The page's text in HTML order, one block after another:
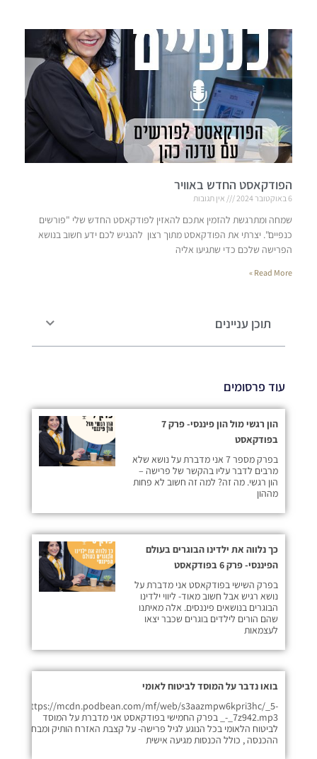
הפודקאסט החדש באוויר
6 באוקטובר 2024 אין תגובות
שמחה ומתרגשת להזמין אתכם להאזין לפודקאסט החדש שלי "פורשים
כנפיים". יצרתי את הפודקאסט מתוך רצון להנגיש לכם ידע חשוב בנושא
הפרישה שלכם כדי שתגיעו אליה
Read More »
תוכן עניינים
עוד פרסומים
הון רגשי מול הון פיננסי- פרק 7
בפודקאסט
בפרק מספר 7 אני מדברת על נושא שלא
מרבים לדבר עליו בהקשר של פרישה –
הון רגשי. מה זה? למה זה חשוב לא פחות
מההון
כך נלווה את ילדינו הבוגרים בעולם
הפיננסי- פרק 6 בפודקאסט
בפרק השישי בפודקאסט אני מדברת על
נושא רגיש אבל חשוב מאוד- ליווי ילדינו
הבוגרים בנושאים פיננסים. אלה מאיתנו
שהם הורים לילדים בוגרים שכבר יצאו
לעצמאות
בואו נדבר על המוסד לביטוח לאומי
https://mcdn.podbean.com/mf/web/s3aazmpw6kpri3hc/_5-
_-_7z942.mp3 בפרק החמישי בפודקאסט אני מדברת על המוסד
לביטוח הלאומי בכל הנוגע לגיל פרישה- על קצבת האזרח הותיק ומבחני
ההכנסה , כולל הכנסות מגיעה אישית